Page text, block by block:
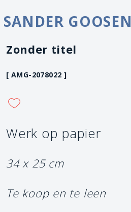
SANDER GOOSEN
Zonder titel
[ AMG-2078022 ]
Werk op papier
34 x 25 cm
Te koop en te leen